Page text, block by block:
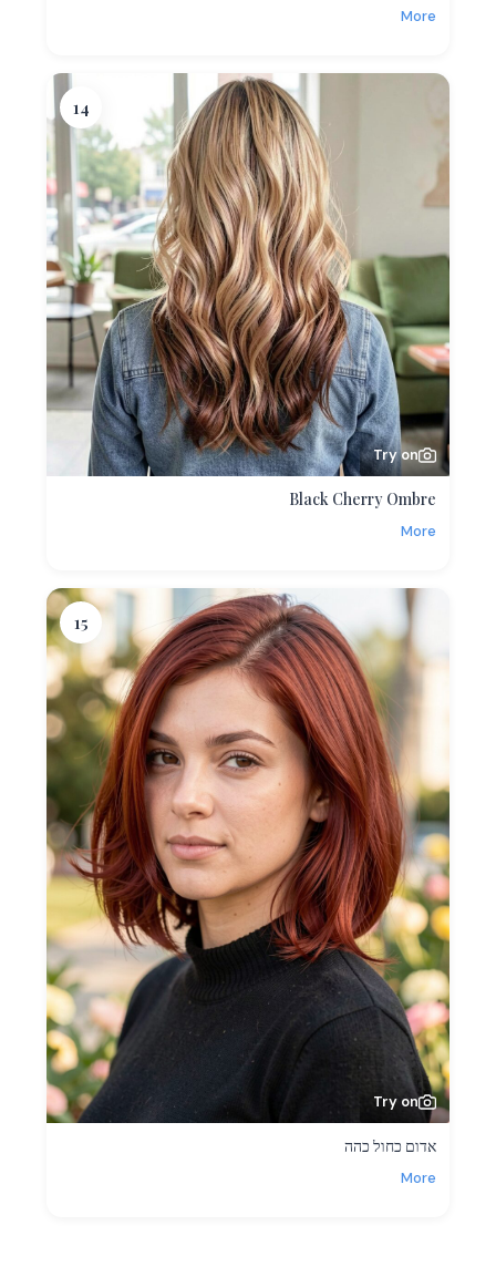
More
14
Try on
Black Cherry Ombre
More
15
Try on
אדום כחול כהה
More